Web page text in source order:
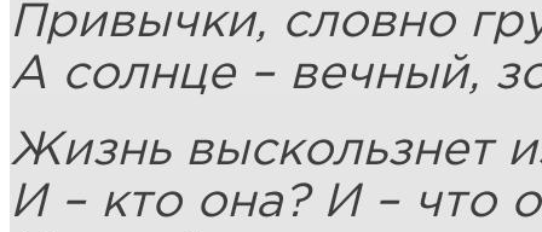
Привычки, словно
А солнце – вечный,
Жизнь выскользнет
И – кто она? И – что